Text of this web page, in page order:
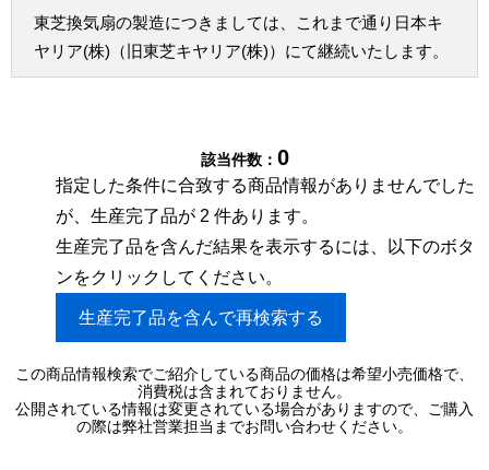
東芝換気扇の製造につきましては、これまで通り日本キ
ヤリア(株)（旧東芝キヤリア(株)）にて継続いたします。
該当件数： 0
指定した条件に合致する商品情報がありませんでした
が、生産完了品が 2 件あります。
生産完了品を含んだ結果を表示するには、以下のボタ
ンをクリックしてください。
生産完了品を含んで再検索する
この商品情報検索でご紹介している商品の価格は希望小売価格で、
消費税は含まれておりません。
公開されている情報は変更されている場合がありますので、ご購入
の際は弊社営業担当までお問い合わせください。